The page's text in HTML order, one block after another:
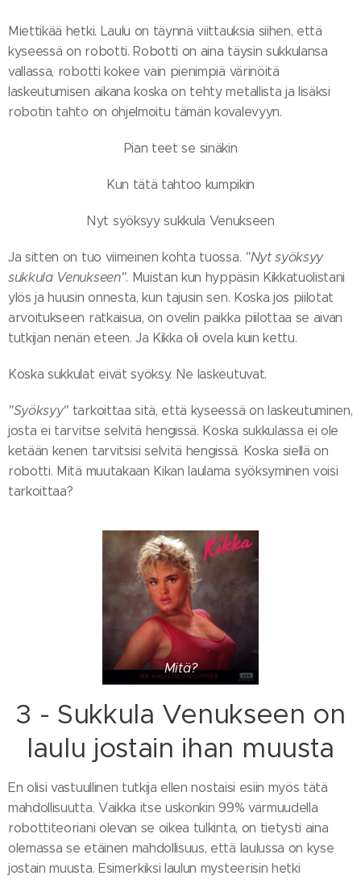
Miettikää hetki. Laulu on täynnä viittauksia siihen, että
kyseessä on robotti. Robotti on aina täysin sukkulansa
vallassa, robotti kokee vain pienimpiä värinöitä
laskeutumisen aikana koska on tehty metallista ja lisäksi
robotin tahto on ohjelmoitu tämän kovalevyyn.
Pian teet se sinäkin
Kun tätä tahtoo kumpikin
Nyt syöksyy sukkula Venukseen
Ja sitten on tuo viimeinen kohta tuossa. "Nyt syöksyy
sukkula Venukseen". Muistan kun hyppäsin Kikkatuolistani
ylös ja huusin onnesta, kun tajusin sen. Koska jos piilotat
arvoitukseen ratkaisua, on ovelin paikka piilottaa se aivan
tutkijan nenän eteen. Ja Kikka oli ovela kuin kettu.
Koska sukkulat eivät syöksy. Ne laskeutuvat.
"Syöksyy" tarkoittaa sitä, että kyseessä on laskeutuminen,
josta ei tarvitse selvitä hengissä. Koska sukkulassa ei ole
ketään kenen tarvitsisi selvitä hengissä. Koska siellä on
robotti. Mitä muutakaan Kikan laulama syöksyminen voisi
tarkoittaa?
Mitä?
3 - Sukkula Venukseen on
laulu jostain ihan muusta
En olisi vastuullinen tutkija ellen nostaisi esiin myös tätä
mahdollisuutta. Vaikka itse uskonkin 99% varmuudella
robottiteoriani olevan se oikea tulkinta, on tietysti aina
olemassa se etäinen mahdollisuus, että laulussa on kyse
jostain muusta. Esimerkiksi laulun mysteerisin hetki